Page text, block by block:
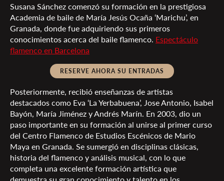
Susana Sánchez comenzó su formación en la prestigiosa
Academia de baile de María Jesús Ocaña ‘Marichu’, en
Granada, donde fue adquiriendo sus primeros
conocimientos acerca del baile flamenco. Espectáculo
flamenco en Barcelona
RESERVE AHORA SU ENTRADAS
Posteriormente, recibió enseñanzas de artistas
destacados como Eva ‘La Yerbabuena’, Jose Antonio, Isabel
Bayón, María Jiménez y Andrés Marín. En 2003, dio un
paso importante en su formación al unirse al primer curso
del Centro Flamenco de Estudios Escénicos de Mario
Maya en Granada. Se sumergió en disciplinas clásicas,
historia del flamenco y análisis musical, con lo que
completa una excelente formación artística que